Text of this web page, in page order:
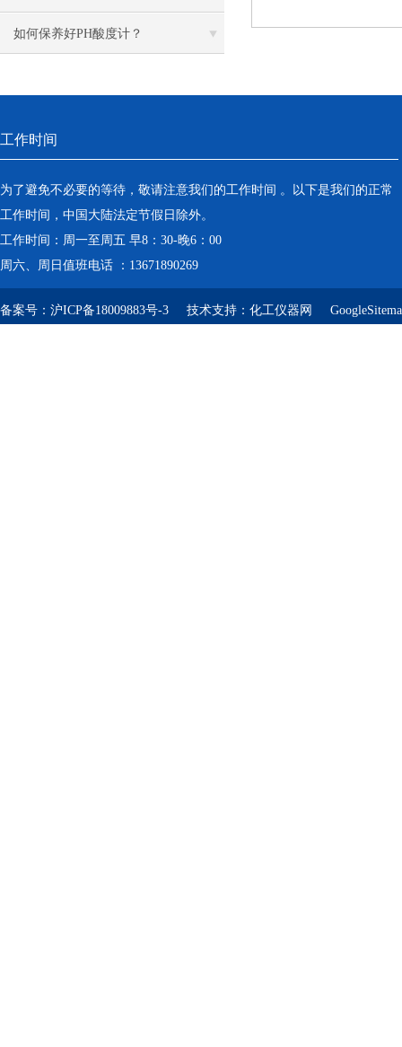
如何保养好PH酸度计？
工作时间
为了避免不必要的等待，敬请注意我们的工作时间 。以下是我们的正常
工作时间，中国大陆法定节假日除外。
工作时间：周一至周五 早8：30-晚6：00
周六、周日值班电话 ：13671890269
备案号： 沪ICP备18009883号-3 技术支持： 化工仪器网